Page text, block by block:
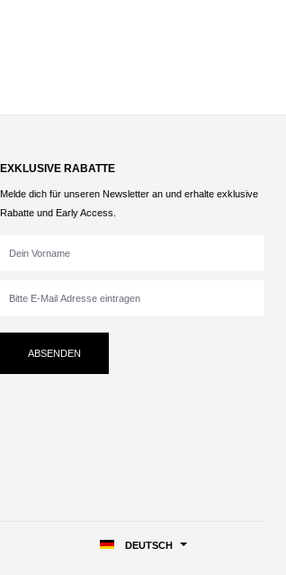
EXKLUSIVE RABATTE
Melde dich für unseren Newsletter an und erhalte exklusive
Rabatte und Early Access.
ABSENDEN
DEUTSCH